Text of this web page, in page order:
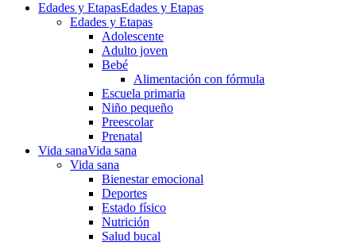
Edades y EtapasEdades y Etapas
Edades y Etapas
Adolescente
Adulto joven
Bebé
Alimentación con fórmula
Escuela primaria
Niño pequeño
Preescolar
Prenatal
Vida sanaVida sana
Vida sana
Bienestar emocional
Deportes
Estado físico
Nutrición
Salud bucal